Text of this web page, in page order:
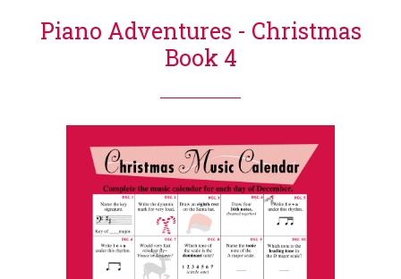
Piano Adventures - Christmas
Book 4